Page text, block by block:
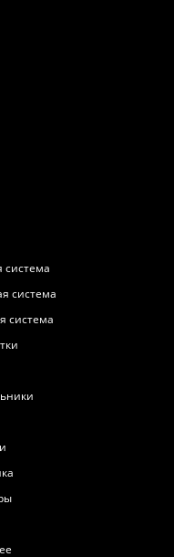
система
система
система